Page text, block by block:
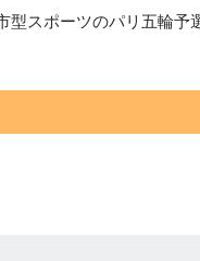
型スポーツのパリ五輪